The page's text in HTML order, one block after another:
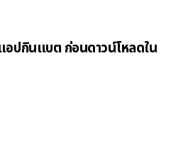
ปกินแบต ก่อนดาวน์โหลดใน